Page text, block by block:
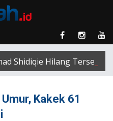
Shidiqie Hilang Terseret
Kakek 61